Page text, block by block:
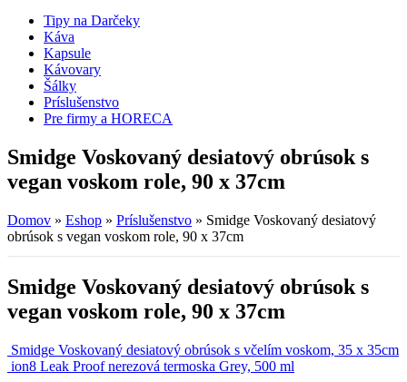
Tipy na Darčeky
Káva
Kapsule
Kávovary
Šálky
Príslušenstvo
Pre firmy a HORECA
Smidge Voskovaný desiatový obrúsok s
vegan voskom role, 90 x 37cm
Domov » Eshop » Príslušenstvo » Smidge Voskovaný desiatový
obrúsok s vegan voskom role, 90 x 37cm
Smidge Voskovaný desiatový obrúsok s
vegan voskom role, 90 x 37cm
Smidge Voskovaný desiatový obrúsok s včelím voskom, 35 x 35cm
ion8 Leak Proof nerezová termoska Grey, 500 ml